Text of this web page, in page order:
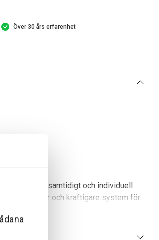
Över 30 års erfarenhet
tillbehör samtidigt och individuell
och kraftigare system för